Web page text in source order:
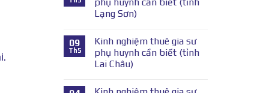
Lạng Sơn)
09
Th5
Kinh nghiệm thuê gia sư
phụ huynh cần biết (tỉnh
Lai Châu)